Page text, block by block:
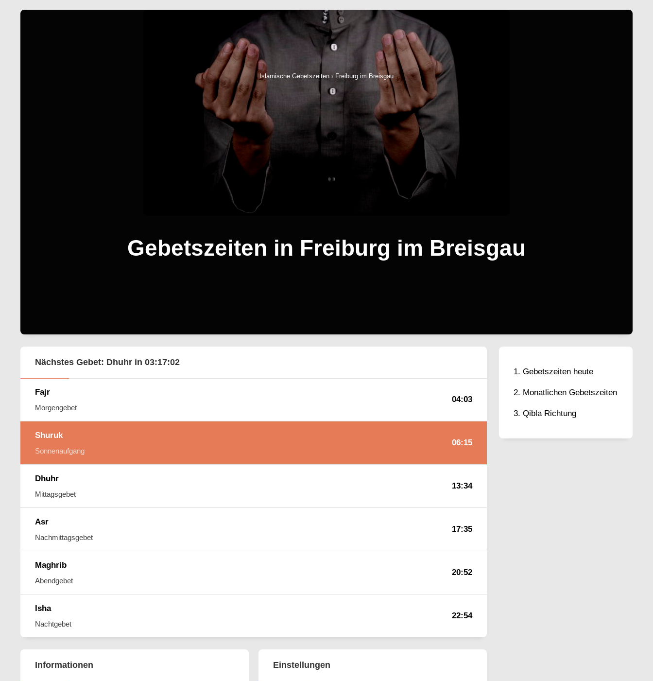
Islamische Gebetszeiten › Freiburg im Breisgau
Gebetszeiten in Freiburg im Breisgau
Gebetszeiten heute
Monatlichen Gebetszeiten
Qibla Richtung
Nächstes Gebet: Dhuhr in 03:17:01
Fajr
Morgengebet
04:03
Shuruk
Sonnenaufgang
06:15
Dhuhr
Mittagsgebet
13:34
Asr
Nachmittagsgebet
17:35
Maghrib
Abendgebet
20:52
Isha
Nachtgebet
22:54
Informationen Einstellungen